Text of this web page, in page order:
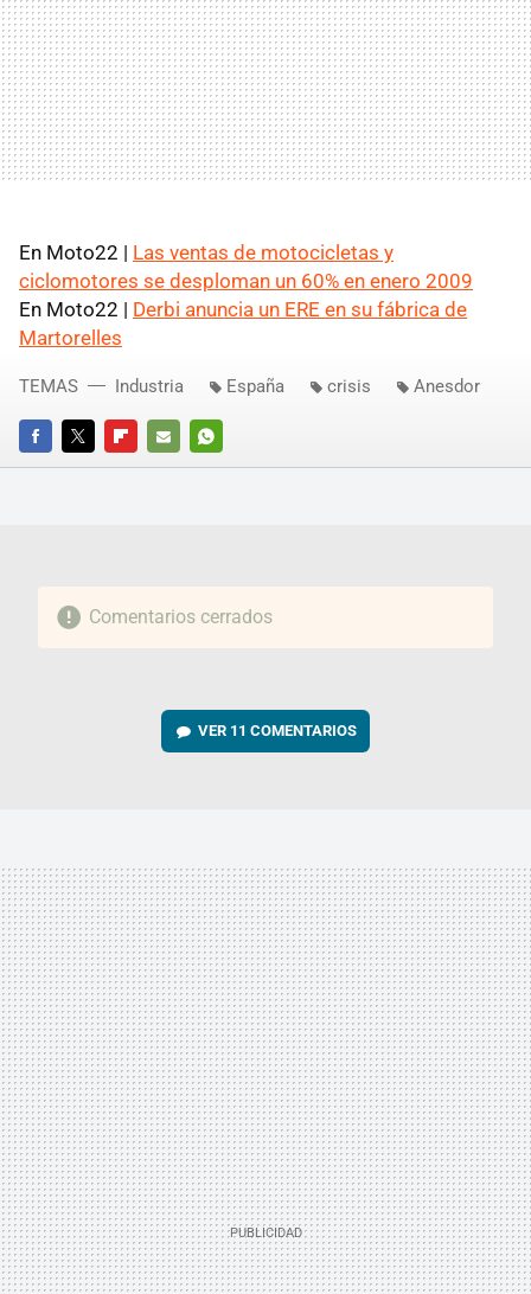
En Moto22 | Las ventas de motocicletas y
ciclomotores se desploman un 60% en enero 2009
En Moto22 | Derbi anuncia un ERE en su fábrica de
Martorelles
FACEBOOKTWITTERFLIPBOARD
E-
WHATSAPP
TEMAS Industria España crisis Anesdor
Comentarios cerrados
VER 11 COMENTARIOS